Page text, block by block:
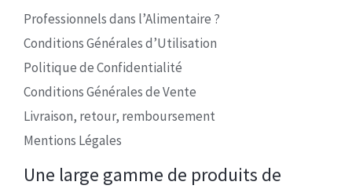
Professionnels dans l’Alimentaire ?
Conditions Générales d’Utilisation
Politique de Confidentialité
Conditions Générales de Vente
Livraison, retour, remboursement
Mentions Légales
Une large gamme de produits de